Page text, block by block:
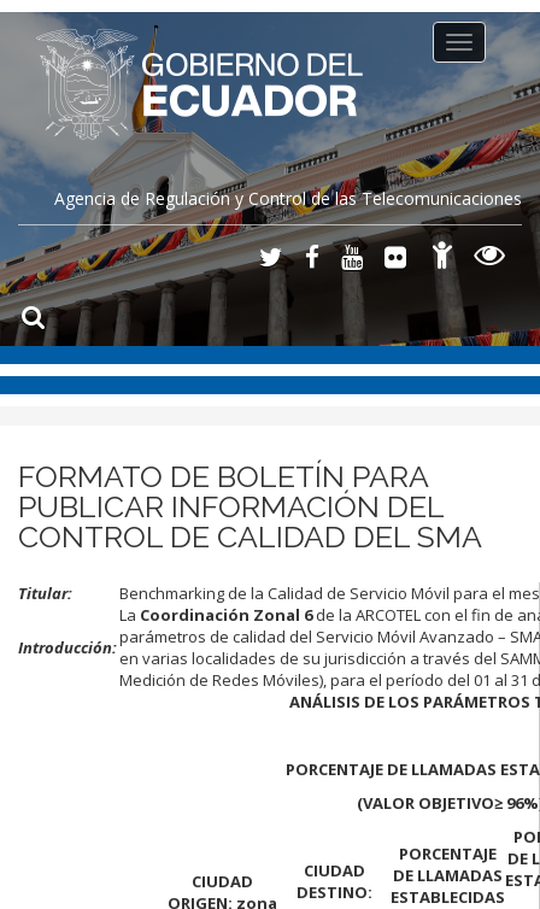
Agencia de Regulación y Control de las Telecomunicaciones
Toggle
navigation
FORMATO DE BOLETÍN PARA
PUBLICAR INFORMACIÓN DEL
CONTROL DE CALIDAD DEL SMA
Titular: Benchmarking de la Calidad de Servicio Móvil para el mes
Introducción:
La Coordinación Zonal 6de la ARCOTEL con el fin de
parámetros de calidad del Servicio Móvil Avanzado –
en varias localidades de su jurisdicción a través del
Medición de Redes Móviles), para el período del 01 al 31
ANÁLISIS DE LOS PARÁMETROS
PORCENTAJE DE LLAMADAS
(VALOR OBJETIVO≥
CIUDAD
ORIGEN: zona
CIUDAD
DESTINO:
PORCENTAJE
DE LLAMADAS
ESTABLECIDAS
DE